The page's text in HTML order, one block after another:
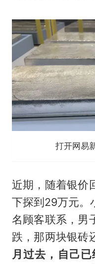
打开网易
近期，随着银价
下探到29万元。
名顾客联系，男
跌，那两块银砖
月过去，自己